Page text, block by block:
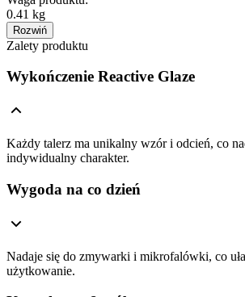
0.41 kg
Rozwiń
Zalety produktu
Wykończenie Reactive Glaze
Każdy talerz ma unikalny wzór i odcień, co
indywidualny charakter.
Wygoda na co dzień
Nadaje się do zmywarki i mikrofalówki, co
użytkowanie.